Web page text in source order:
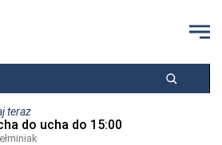
teraz
do ucha do 15:00